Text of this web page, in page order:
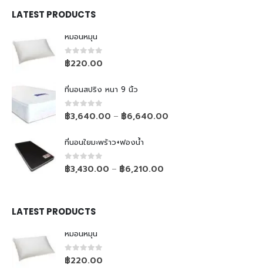
LATEST PRODUCTS
หมอนหมุน
0out of 5
฿220.00
ที่นอนสปริง หนา 9 นิ้ว
0out of 5
฿3,640.00 – ฿6,640.00
ที่นอนใยมะพร้าว+ฟองน้ำ
0out of 5
฿3,430.00 – ฿6,210.00
LATEST PRODUCTS
หมอนหมุน
0out of 5
฿220.00